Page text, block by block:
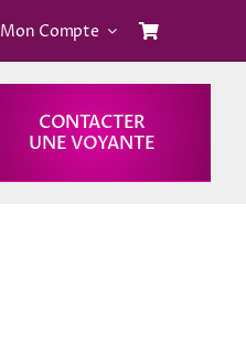
Mon Compte
CONTACTER
UNE VOYANTE